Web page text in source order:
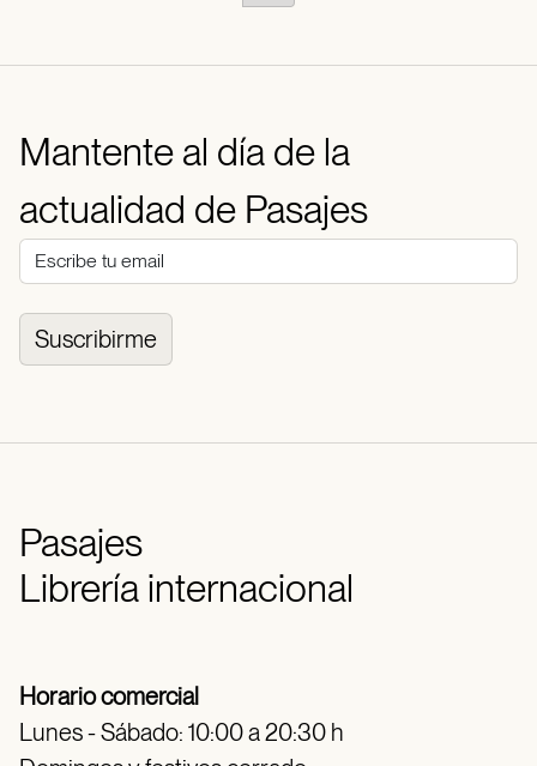
Mantente al día de la
actualidad de Pasajes
Suscribirme
Pasajes
Librería internacional
Horario comercial
Lunes - Sábado: 10:00 a 20:30 h